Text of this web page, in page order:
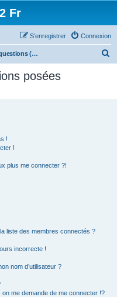
Fr
Connexion
S’enregistrer
Foire aux questions (Questions posées fréquemment)
posées
!
!
plus me connecter ?!
liste des membres connectés ?
incorrecte !
nom d’utilisateur ?
on me demande de me connecter !?